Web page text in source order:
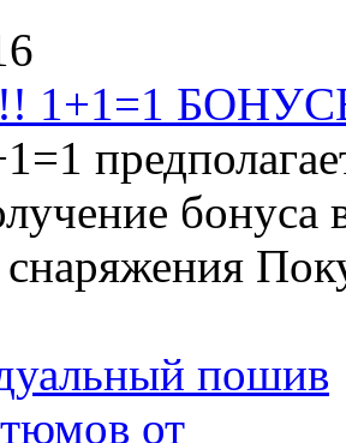
1+1=1
бонуса
снаряжения